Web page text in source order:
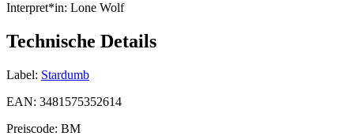
Interpret*in: Lone Wolf
Technische Details
Label: Stardumb
EAN: 3481575352614
Preiscode: BM